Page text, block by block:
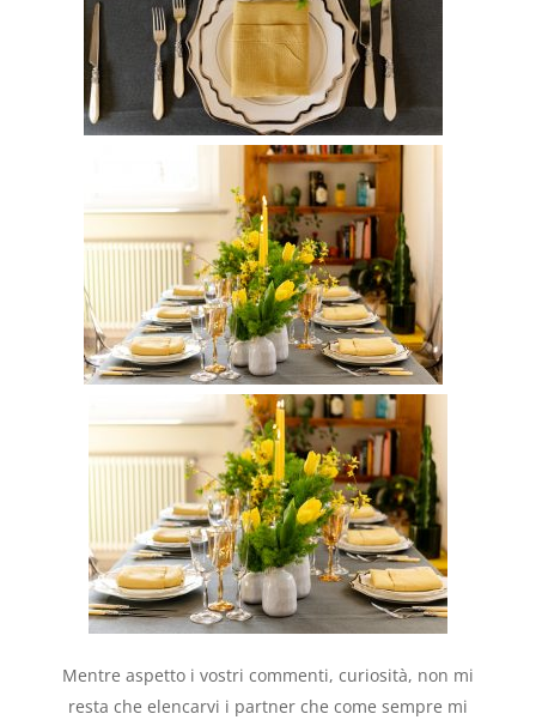
Mentre aspetto i vostri commenti, curiosità, non mi
resta che elencarvi i partner che come sempre mi